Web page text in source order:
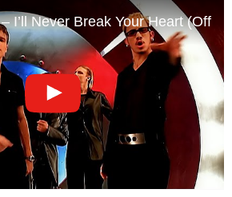
I’ll Never Break Your Heart